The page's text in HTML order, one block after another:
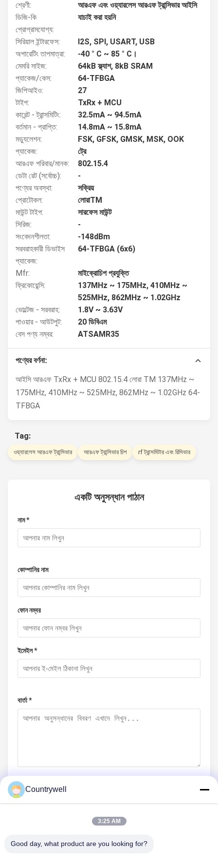
শ্রেণী:
আরএফ এবং ওয়্যারলেস আরএফ ট্রান্সিভার আইসি
ডিজি-কি
প্রোগ্রামযোগ্য:
যাচাই করা হয়নি
সিরিয়াল ইন্টারফেস:
I2S, SPI, USART, USB
অপারেটিং তাপমাত্রা:
-40 ° C ~ 85 ° C।
মেমরি সাইজ:
64kB ফ্ল্যাশ, 8kB SRAM
প্যাকেজ/কেস:
64-TFBGA
জিপিআইও:
27
টাইপ:
TxRx + MCU
কারেন্ট - ট্রান্সমিটিং:
32.5mA ~ 94.5mA
বর্তমান - প্রাপ্তি:
14.8mA ~ 15.8mA
মড্যুলেশন:
FSK, GFSK, GMSK, MSK, OOK
প্যাকেজ:
ট্রে
আরএফ পরিবার/মানক:
802.15.4
ডেটা রেট (সর্বোচ্চ):
-
পণ্যের অবস্থা:
সক্রিয়
প্রোটোকল:
লোরাTM
মাউন্ট টাইপ:
সারফেস মাউন্ট
সিরিজ:
-
সংবেদনশীলতা:
-148dBm
সরবরাহকারী ডিভাইস
প্যাকেজ:
64-TFBGA (6x6)
Mfr:
মাইক্রোচিপ প্রযুক্তি
ফ্রিকোয়েন্সি:
137MHz ~ 175MHz, 410MHz ~
525MHz, 862MHz ~ 1.02GHz
ভোল্টেজ - সরবরাহ:
1.8V ~ 3.63V
পাওয়ার - আউটপুট:
20 ডিবিএম
বেস পণ্য নম্বর:
ATSAMR35
পণ্যের বর্ণনা:
আইসি আরএফ TxRx + MCU 802.15.4 লোরা TM 137MHz ~
175MHz, 410MHz ~ 525MHz, 862MHz ~ 1.02GHz 64-
TFBGA
Tag:
ওয়্যারলেস আরএফ ট্রান্সিভার আরএফ ট্রান্সিভার চিপ rf ট্রান্সমিটার এবং রিসিভার
একটি অনুসন্ধান পাঠান
নাম *
কোম্পানির নাম
ফোন নম্বর
ইমেইল *
বার্তা *
আমাদের সাথে যোগাযোগ
Countrywell
3:25 AM
Good day, what product are you looking for?